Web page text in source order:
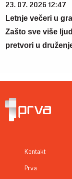
23. 07. 2026 12:47
Letnje večeri u
Zašto sve više
pretvori u
Kontakt
Prva